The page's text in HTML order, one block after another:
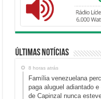
Últimas Notícias
8 horas atrás
Família venezuelana
paga aluguel adiantado
de Capinzal nunca